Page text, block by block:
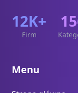
12K+
Firm
Menu